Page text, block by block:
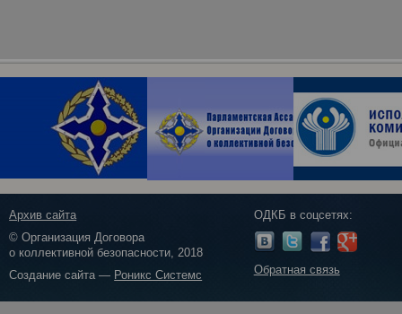
Архив сайта
© Организация Договора
о коллективной безопасности, 2018
Создание сайта — Роникс Системс
ОДКБ в соцсетях:
Обратная связь